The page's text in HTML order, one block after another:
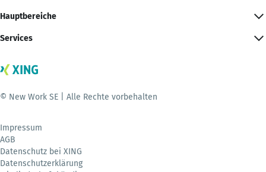
Hauptbereiche
Services
© New Work SE | Alle Rechte vorbehalten
Impressum
AGB
Datenschutz bei XING
Datenschutzerklärung